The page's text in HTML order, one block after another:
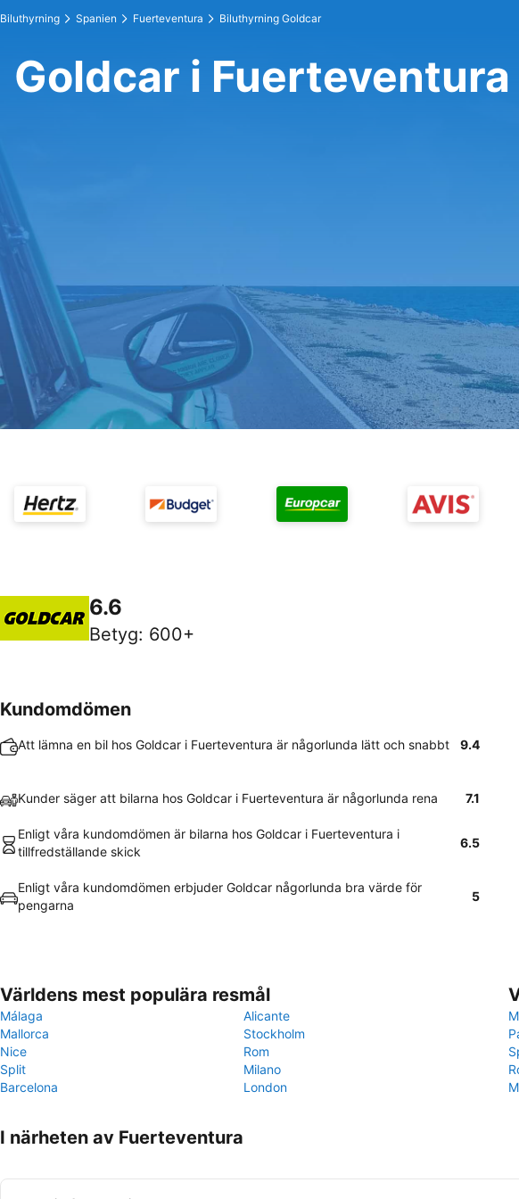
Biluthyrning Spanien Fuerteventura Biluthyrning Goldcar
Goldcar i Fuerteventura
6.6
Betyg: 600+
Kundomdömen
Att lämna en bil hos Goldcar i Fuerteventura är någorlunda lätt och snabbt 9.4
Kunder säger att bilarna hos Goldcar i Fuerteventura är någorlunda rena 7.1
Enligt våra kundomdömen är bilarna hos Goldcar i Fuerteventura i
tillfredställande skick
6.5
Enligt våra kundomdömen erbjuder Goldcar någorlunda bra värde för
pengarna
5
Världens mest populära resmål
Málaga
Alicante
Mallorca
Stockholm
Nice
Rom
Split
Milano
Barcelona
London
I närheten av Fuerteventura